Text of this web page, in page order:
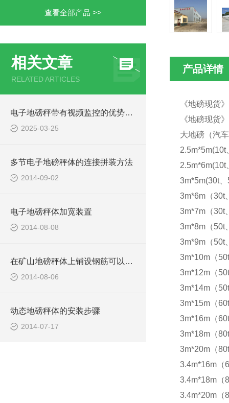
查看全部产品 >>
相关文章
RELATED ARTICLES
电子地磅秤带有视频监控的优势和重要性
2025-03-25
多节电子地磅秤体的连接拼装方法
2014-09-02
电子地磅秤体加宽装置
2014-08-08
在矿山地磅秤体上铺设钢筋可以防滑
2014-08-06
动态地磅秤体的安装步骤
2014-07-17
产品详情
《地磅现货
《地磅现货
大地磅（汽
2.5m*5m(10t
2.5m*6m(10t
3m*5m(30t、
3m*6m（30t
3m*7m（30t
3m*8m（50t
3m*9m（50t
3m*10m（
3m*12m（
3m*14m（
3m*15m（
3m*16m（
3m*18m（
3m*20m（
3.4m*16m（
3.4m*18m（
3.4m*20m（